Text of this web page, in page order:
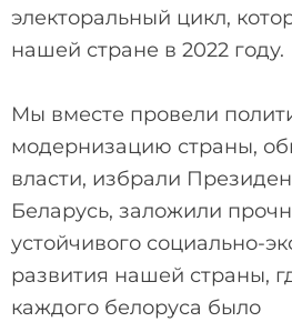
электоральный цикл,
нашей стране в 2022 году.
Мы вместе провели
модернизацию страны,
власти, избрали
Беларусь, заложили
устойчивого социально-
развития нашей страны,
каждого белоруса было